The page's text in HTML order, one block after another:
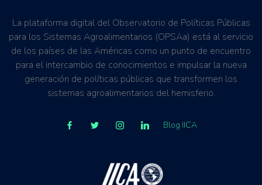
La plataforma digital del Observatorio de Políticas Públicas
para los Sistemas Agroalimentarios (OPSAa) está al servicio
de los países de las Américas como un punto de encuentro
para el intercambio de conocimientos e impulsar la nueva
generación de políticas públicas que transformen los
sistemas agroalimentarios del hemisferio.
Blog IICA